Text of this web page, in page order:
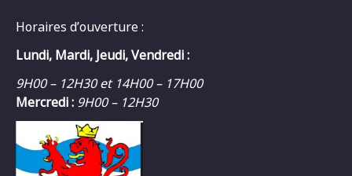
Horaires d’ouverture :
Lundi, Mardi, Jeudi, Vendredi :
9H00 – 12H30 et 14H00 – 17H00
Mercredi : 9H00 – 12H30